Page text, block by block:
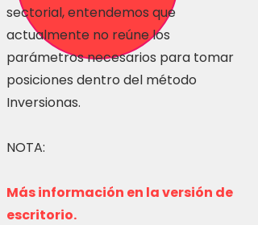
sectorial, entendemos que
actualmente no reúne los
parámetros necesarios para tomar
posiciones dentro del método
Inversionas.
NOTA:
Más información en la versión de
escritorio.